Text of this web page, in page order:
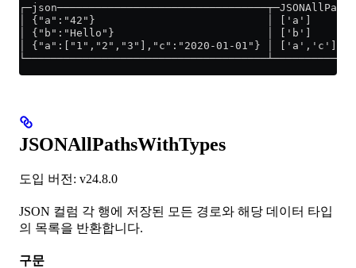
│ {"a":"42"}                           │ ['a']
│ {"b":"Hello"}                        │ ['b']
│ {"a":["1","2","3"],"c":"2020-01-01"} │ ['a','c']
JSONAllPathsWithTypes
도입 버전: v24.8.0
JSON 컬럼 각 행에 저장된 모든 경로와 해당 데이터 타입
의 목록을 반환합니다.
구문